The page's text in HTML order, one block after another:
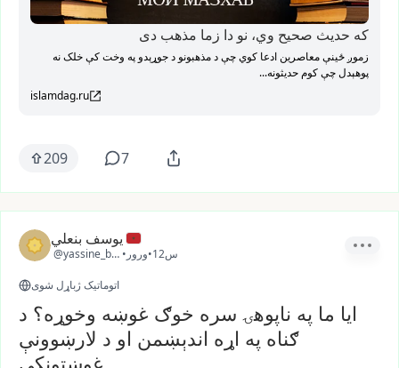
که حدیث صحیح وي، نو دا زما مذهب دی
زموږ ځینې معاصرین ادعا کوي چې د مذهبونو د جوړېدو په وخت کې خلک نه
پوهېدل چې کوم حدیثونه...
islamdag.ru
209 7
يوسف بنعلي
@yassine_ben2
• ورور• 12س
اتوماتیک ژباړل شوی
ایا ما په ناپوهۍ سره خوګ غوښه وخوړه؟ د
ګناه په اړه اندېښمن او د لارښوونې
غوښتونکی